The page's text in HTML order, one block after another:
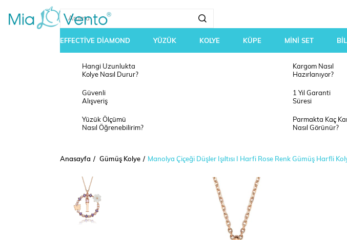
EFFECTİVE DİAMOND YÜZÜK KOLYE KÜPE MİNİ SET
Hangi Uzunlukta
Kolye Nasıl Durur?
Kargom Nasıl
Hazırlanıyor?
Güvenli
Alışveriş
1 Yıl Garanti
Süresi
Yüzük Ölçümü
Nasıl Öğrenebilirim?
Parmakta Kaç
Nasıl Görünür?
Anasayfa Gümüş Kolye Manolya Çiçeği Düşler Işıltısı I Harfi Rose Renk Gümüş Harfli